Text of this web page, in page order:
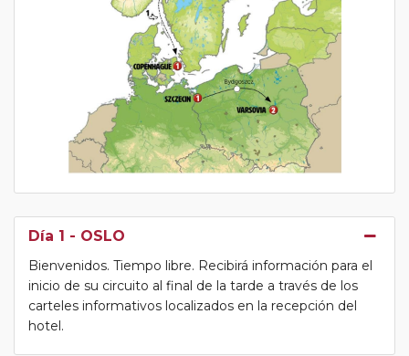
Día 1 - OSLO
Bienvenidos. Tiempo libre. Recibirá información para el
inicio de su circuito al final de la tarde a través de los
carteles informativos localizados en la recepción del
hotel.